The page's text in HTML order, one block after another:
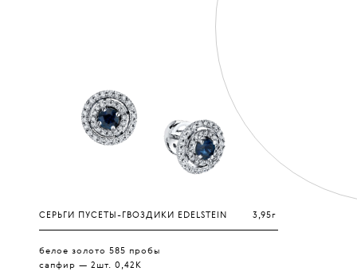
СЕРЬГИ ПУСЕТЫ-ГВОЗДИКИ EDELSTEIN 3,95г
белое золото 585 пробы
сапфир — 2шт. 0,42К